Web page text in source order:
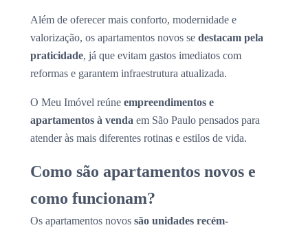
Além de oferecer mais conforto, modernidade e
valorização, os apartamentos novos se destacam pela
praticidade, já que evitam gastos imediatos com
reformas e garantem infraestrutura atualizada.
O Meu Imóvel reúne empreendimentos e
apartamentos à venda em São Paulo pensados para
atender às mais diferentes rotinas e estilos de vida.
Como são apartamentos novos e
como funcionam?
Os apartamentos novos são unidades recém-